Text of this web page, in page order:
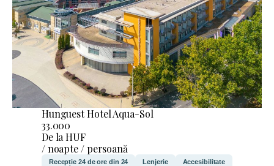
Hunguest Hotel Aqua-Sol
33.000
De la HUF
/ noapte / persoană
Recepție 24 de ore din 24 Lenjerie Accesibilitate